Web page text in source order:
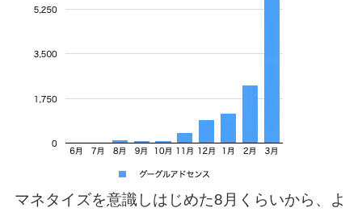
マネタイズを意識しはじめた8月くらいから、よ